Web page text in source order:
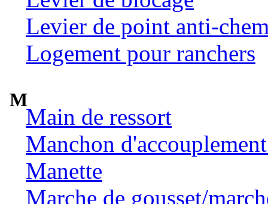
Levier de point anti-
Logement pour ranchers
M
Main de ressort
Manchon
Manette
Marche de gousset/